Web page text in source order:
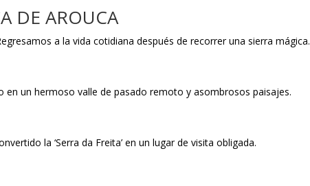
DE AROUCA
a la vida cotidiana después de recorrer una sierra mágica.
en un hermoso valle de pasado remoto y asombrosos paisajes.
la ‘Serra da Freita’ en un lugar de visita obligada.